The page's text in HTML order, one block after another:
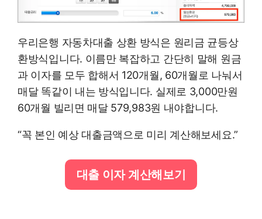
우리은행 자동차대출 상환 방식은 원리금 균등상
환방식입니다. 이름만 복잡하고 간단히 말해 원금
과 이자를 모두 합해서 120개월, 60개월로 나눠서
매달 똑같이 내는 방식입니다. 실제로 3,000만원
60개월 빌리면 매달 579,983원 내야합니다.
“꼭 본인 예상 대출금액으로 미리 계산해보세요.”
대출 이자 계산해보기